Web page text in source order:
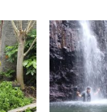
Pandemi